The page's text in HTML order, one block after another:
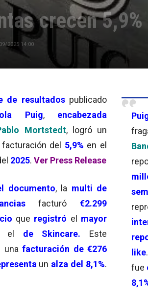
crecen
2025 14:00
like
fue
de resultadospublicado
Puig, encabezada
Mortstedt, logró un
del 5,9% en el
2025. Ver Press Release
documento, la multi de
facturó €2.299
que registró el mayor
el de Skincare. Este
una facturación de €276
un alza del 8,1%.